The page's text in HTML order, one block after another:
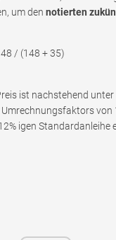
um den notierten
/ (148 + 35)
ist nachstehend unter
von
igen Standardanleihe